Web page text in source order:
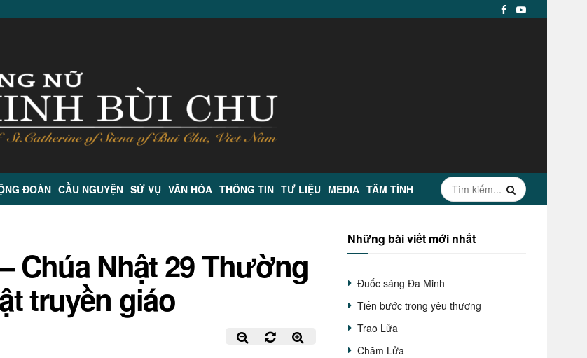
ĐOÀN CẦU NGUYỆN SỨ VỤ VĂN HÓA THÔNG TIN TƯ LIỆU MEDIA TÂM TÌNH
Chúa Nhật 29 Thường
truyền giáo
Những bài viết mới nhất
Đuốc sáng Đa Minh
Tiến bước trong yêu thương
Trao Lửa
Chăm Lửa